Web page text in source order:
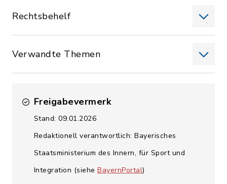
Rechtsbehelf
Verwandte Themen
Freigabevermerk
Stand: 09.01.2026
Redaktionell verantwortlich: Bayerisches
Staatsministerium des Innern, für Sport und
Integration (siehe BayernPortal)